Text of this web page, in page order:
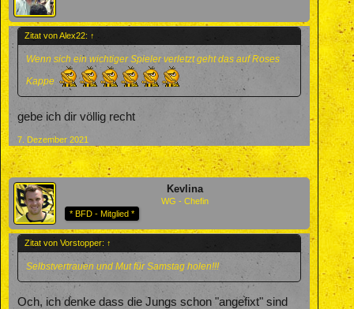
Zitat von Alex22: ↑
Wenn sich ein wichtiger Spieler verletzt geht das auf Roses
Kappe
gebe ich dir völlig recht
7. Dezember 2021
Kevlina
WG - Chefin
* BFD - Mitglied *
Zitat von Vorstopper: ↑
Selbstvertrauen und Mut für Samstag holen!!!
Och, ich denke dass die Jungs schon "angefixt" sind